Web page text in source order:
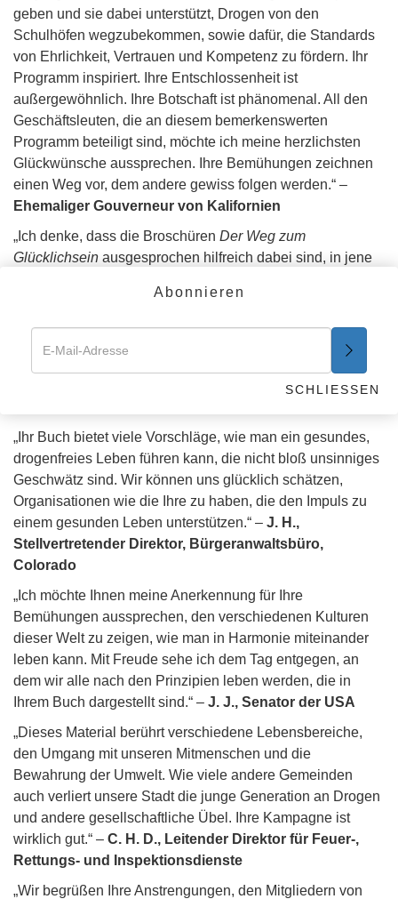
geben und sie dabei unterstützt, Drogen von den
Schulhöfen wegzubekommen, sowie dafür, die Standards
von Ehrlichkeit, Vertrauen und Kompetenz zu fördern. Ihr
Programm inspiriert. Ihre Entschlossenheit ist
außergewöhnlich. Ihre Botschaft ist phänomenal. All den
Geschäftsleuten, die an diesem bemerkenswerten
Programm beteiligt sind, möchte ich meine herzlichsten
Glückwünsche aussprechen. Ihre Bemühungen zeichnen
einen Weg vor, dem andere gewiss folgen werden.“ –
Ehemaliger Gouverneur von Kalifornien
„Ich denke, dass die Broschüren Der Weg zum
Glücklichsein ausgesprochen hilfreich dabei sind, in jene
unwirksam ist. Da positive Werte eine wichtige Grundlage
helfen, weil es die Betonung auf Vertrauen, Liebe,
– P. S.,
„Ihr Buch bietet viele Vorschläge, wie man ein gesundes,
drogenfreies Leben führen kann, die nicht bloß unsinniges
Geschwätz sind. Wir können uns glücklich schätzen,
Organisationen wie die Ihre zu haben, die den Impuls zu
einem gesunden Leben unterstützen.“ – J. H.,
Stellvertretender Direktor, Bürgeranwaltsbüro,
Colorado
„Ich möchte Ihnen meine Anerkennung für Ihre
Bemühungen aussprechen, den verschiedenen Kulturen
dieser Welt zu zeigen, wie man in Harmonie miteinander
leben kann. Mit Freude sehe ich dem Tag entgegen, an
dem wir alle nach den Prinzipien leben werden, die in
Ihrem Buch dargestellt sind.“ – J. J., Senator der USA
„Dieses Material berührt verschiedene Lebensbereiche,
den Umgang mit unseren Mitmenschen und die
Bewahrung der Umwelt. Wie viele andere Gemeinden
auch verliert unsere Stadt die junge Generation an Drogen
und andere gesellschaftliche Übel. Ihre Kampagne ist
wirklich gut.“ – C. H. D., Leitender Direktor für Feuer-,
Rettungs- und Inspektionsdienste
„Wir begrüßen Ihre Anstrengungen, den Mitgliedern von
Abonnieren
SCHLIESSEN